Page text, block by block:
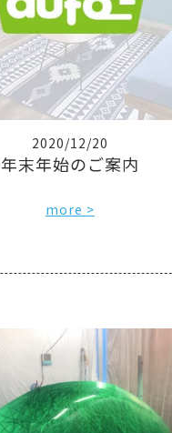
2020/12/20
年末年始のご案内
more >